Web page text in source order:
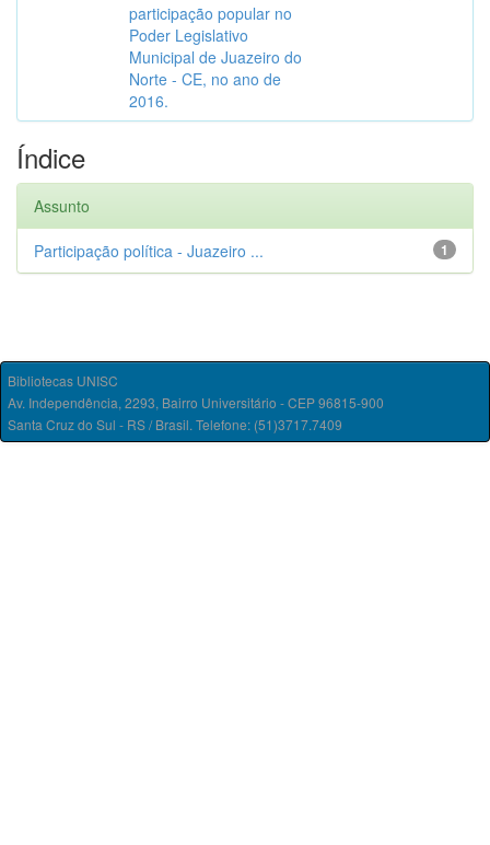
participação popular no
Poder Legislativo
Municipal de Juazeiro do
Norte - CE, no ano de
2016.
Índice
Assunto
1
Participação política - Juazeiro ...
Bibliotecas UNISC
Av. Independência, 2293, Bairro Universitário - CEP 96815-900
Santa Cruz do Sul - RS / Brasil. Telefone: (51)3717.7409